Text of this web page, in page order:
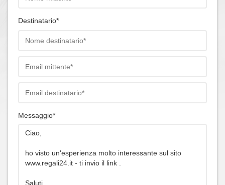
Destinatario*
Messaggio*